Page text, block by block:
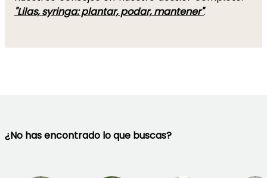
"Lilas, syringa: plantar, podar, mantener".
¿No has encontrado lo que buscas?